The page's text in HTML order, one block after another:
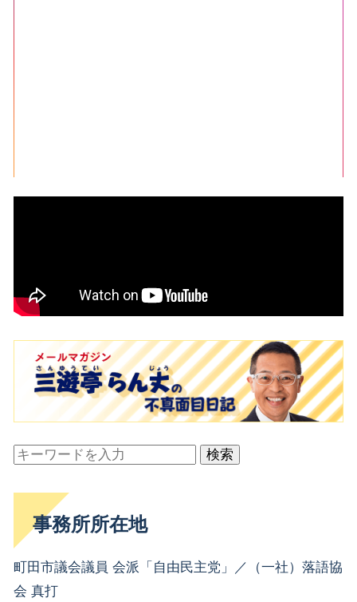
検索
事務所所在地
町田市議会議員 会派「自由民主党」／（一社）落語協
会 真打